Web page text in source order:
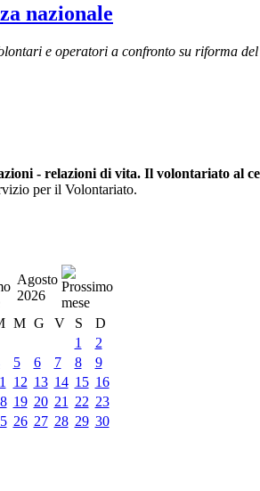
nazionale
e operatori a confronto su riforma
- relazioni di vita. Il volontariato al
per il Volontariato.
Agosto
2026
M G V S
D
1
2
5 6 7 8
9
12 13 14 15 16
19 20 21 22 23
26 27 28 29 30